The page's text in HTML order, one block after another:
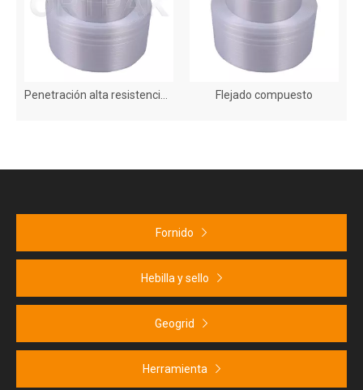
Flejado compuesto
Fornido
Hebilla y sello
Geogrid
Herramienta